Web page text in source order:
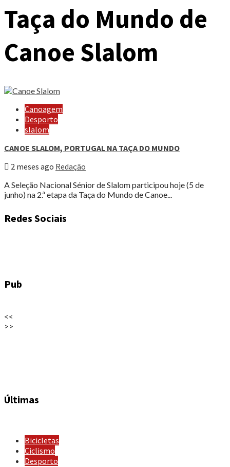
Taça do Mundo de
Canoe Slalom
Canoagem
Desporto
slalom
CANOE SLALOM, PORTUGAL NA TAÇA DO MUNDO
2 meses ago Redação
A Seleção Nacional Sénior de Slalom participou hoje (5 de
junho) na 2.ª etapa da Taça do Mundo de Canoe...
Redes Sociais
Pub
<<
>>
Últimas
Bicicletas
Ciclismo
Desporto